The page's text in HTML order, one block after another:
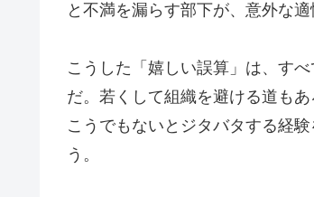
と不満を漏らす部下が、意外な
こうした「嬉しい誤算」は、す
だ。若くして組織を避ける道も
こうでもないとジタバタする経
う。